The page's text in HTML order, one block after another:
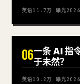
英语11.7万 曝光
06一条 AI 指
于未然？
英语10.2万 曝光